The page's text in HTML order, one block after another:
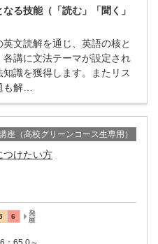
る技能（「読む」「聞く」
文読解を通じ、英語の核と
講に文法テーマが設定され
識を獲得します。またリス
も解…
座（高校グリーンコース生専用）
つけたい方